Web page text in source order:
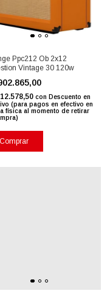
Ppc212 Ob 2x12
Vintage 30 120w
con Descuento en
(para pagos en efectivo en
física al momento de retirar
Comprar